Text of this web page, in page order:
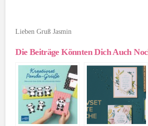
Lieben Gruß Jasmin
Die Beiträge Könnten Dich Auch